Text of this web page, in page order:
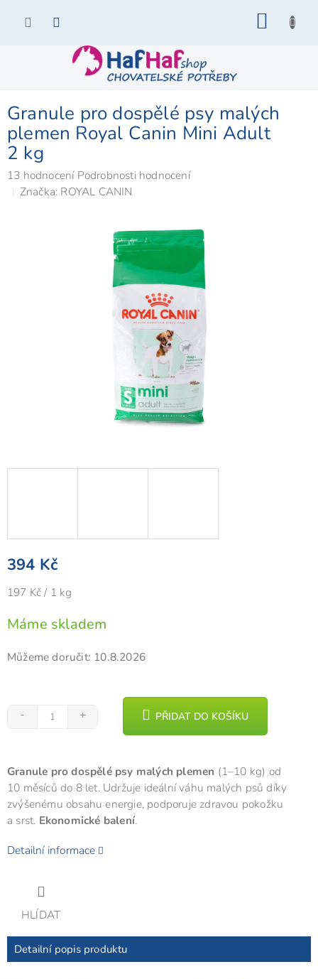
Granule pro dospělé psy malých
plemen Royal Canin Mini Adult
2 kg
Průměrné
hodnocení
13 hodnocení Podrobnosti hodnocení
Značka: ROYAL CANIN
394 Kč
Měrná
197 Kč / 1 kg
Máme skladem
Můžeme doručit: 10.8.2026
PŘIDAT DO KOŠÍKU
Granule pro dospělé psy malých plemen (1–10 kg) od
10 měsíců do 8 let. Udržuje ideální váhu malých psů díky
zvýšenému obsahu energie, podporuje zdravou pokožku
a srst. Ekonomické balení.
Detailní informace
HLÍDAT
Detailní popis produktu